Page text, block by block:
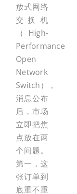
放式网络
交换机
（High-
Performance
Open
Network
Switch），
消息公布
后，市场
立即把焦
点放在两
个问题。
第一，这
张订单到
底重不重